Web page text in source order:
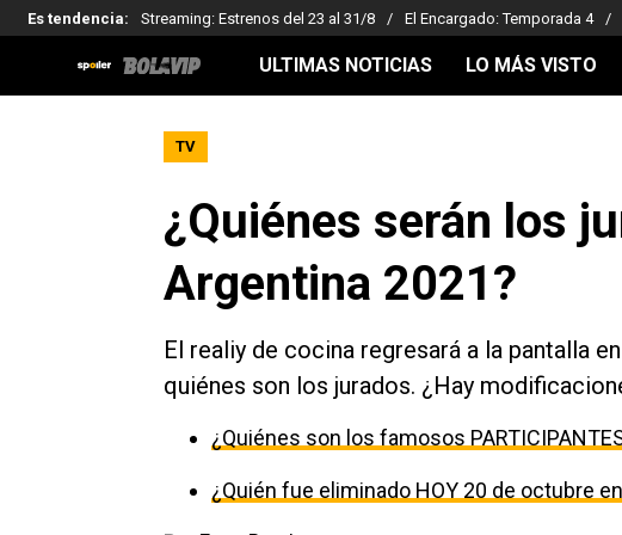
Es tendencia: Streaming: Estrenos del 23 al 31/8 El Encargado: Temporada 4
ULTIMAS NOTICIAS LO MÁS VISTO
TV
¿Quiénes serán los
Argentina 2021?
El realiy de cocina regresará a la pantalla
quiénes son los jurados. ¿Hay
¿Quiénes son los famosos
¿Quién fue eliminado HOY 20 de octubre